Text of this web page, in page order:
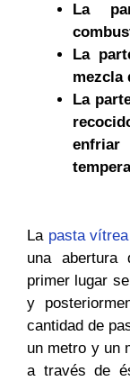
La
La
mezcla
La
La pasta vítrea
una abertura
primer lugar
y
cantidad de
un metro y un
a través de